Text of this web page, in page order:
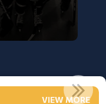
VIEW MORE
2027